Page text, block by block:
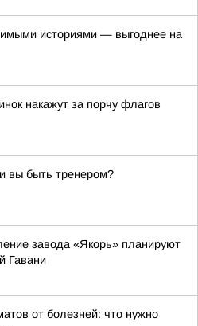
историями — выгоднее на
накажут за порчу флагов
вы быть тренером?
завода «Якорь» планируют
Гавани
от болезней: что нужно